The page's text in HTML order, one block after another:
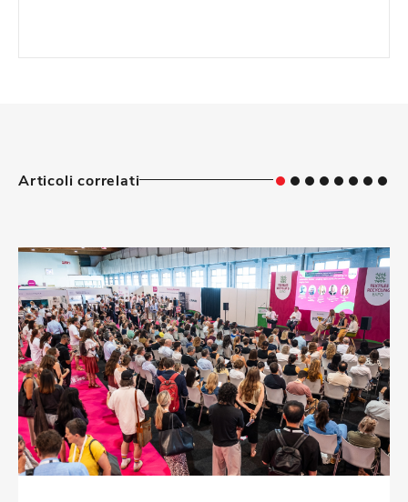
Articoli correlati